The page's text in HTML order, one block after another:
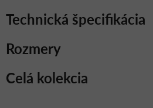
Celá kolekcia
Rozmery
Technická špecifikácia